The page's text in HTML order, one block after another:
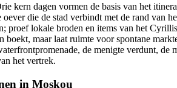
kern dagen vormen de basis van het
die de stad verbindt met de rand van
proef lokale broden en items van het
maar laat ruimte voor spontane
de menigte verdunt, de
het vertrek.
in Moskou